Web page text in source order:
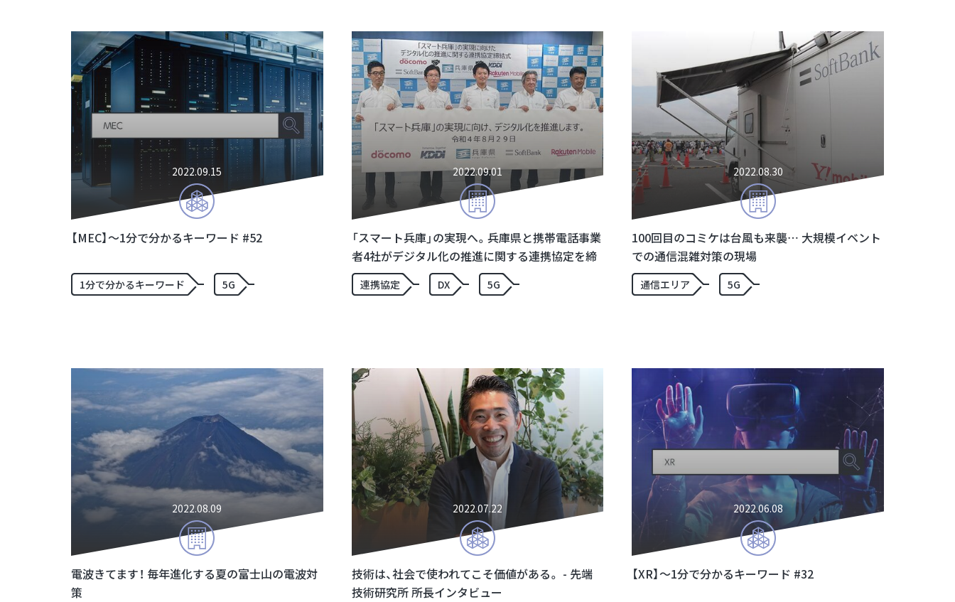
1分で分かるキーワード 5G
2022.09.15
【MEC】～1分で分かるキーワード #52
連携協定 DX 5G
2022.09.01
「スマート兵庫」の実現へ。兵庫県と携帯電話事業
者4社がデジタル化の推進に関する連携協定を締
結
通信エリア 5G
2022.08.30
100回目のコミケは台風も来襲… 大規模イベント
での通信混雑対策の現場
2022.08.09
電波きてます！ 毎年進化する夏の富士山の電波対
策
2022.07.22
技術は、社会で使われてこそ価値がある。 - 先端
技術研究所 所長インタビュー
2022.06.08
【XR】～1分で分かるキーワード #32